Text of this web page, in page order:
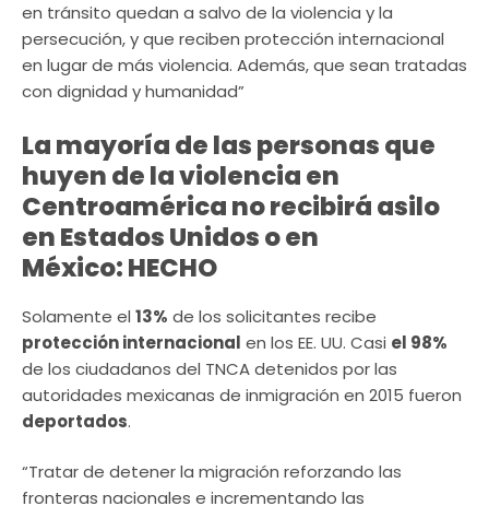
en tránsito quedan a salvo de la violencia y la
persecución, y que reciben protección internacional
en lugar de más violencia. Además, que sean tratadas
con dignidad y humanidad”
La mayoría de las personas que
huyen de la violencia en
Centroamérica no recibirá asilo
en Estados Unidos o en
México:HECHO
Solamente el 13% de los solicitantes recibe
protección internacional en los EE. UU. Casi el 98%
de los ciudadanos del TNCA detenidos por las
autoridades mexicanas de inmigración en 2015 fueron
deportados.
“Tratar de detener la migración reforzando las
fronteras nacionales e incrementando las